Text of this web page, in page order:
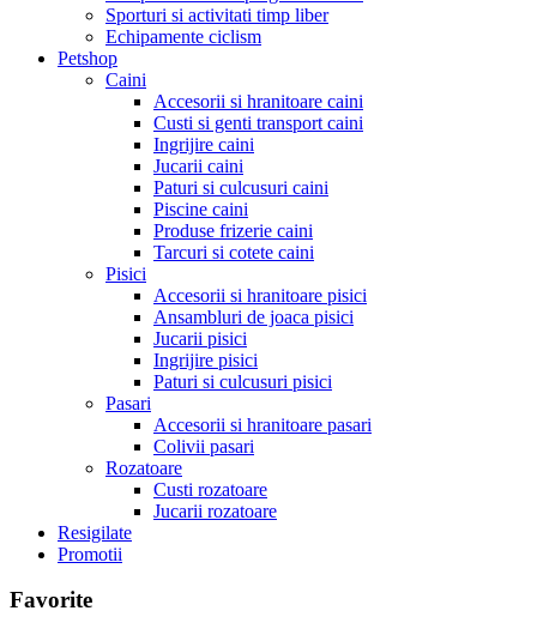
Sporturi si activitati timp liber
Echipamente ciclism
Petshop
Caini
Accesorii si hranitoare caini
Custi si genti transport caini
Ingrijire caini
Jucarii caini
Paturi si culcusuri caini
Piscine caini
Produse frizerie caini
Tarcuri si cotete caini
Pisici
Accesorii si hranitoare pisici
Ansambluri de joaca pisici
Jucarii pisici
Ingrijire pisici
Paturi si culcusuri pisici
Pasari
Accesorii si hranitoare pasari
Colivii pasari
Rozatoare
Custi rozatoare
Jucarii rozatoare
Resigilate
Promotii
Favorite